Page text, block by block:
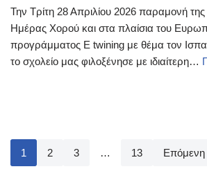
Την Τρίτη 28 Απριλίου 2026 παραμονή
Ημέρας Χορού και στα πλαίσια του
προγράμματος E twining με θέμα τον
το σχολείο μας φιλοξένησε με ιδιαίτερη…
1 2 3 … 13 Επόμενη